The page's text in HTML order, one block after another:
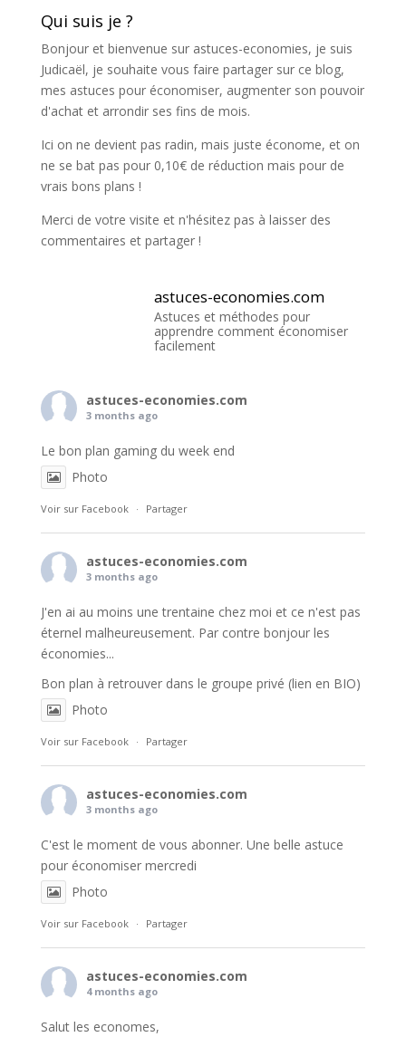
Qui suis je ?
Bonjour et bienvenue sur astuces-economies, je suis
Judicaël, je souhaite vous faire partager sur ce blog,
mes astuces pour économiser, augmenter son pouvoir
d'achat et arrondir ses fins de mois.
Ici on ne devient pas radin, mais juste économe, et on
ne se bat pas pour 0,10€ de réduction mais pour de
vrais bons plans !
Merci de votre visite et n'hésitez pas à laisser des
commentaires et partager !
astuces-economies.com
Astuces et méthodes pour
apprendre comment économiser
facilement
astuces-economies.com
3 months ago
Le bon plan gaming du week end
Photo
Voir sur Facebook · Partager
astuces-economies.com
3 months ago
J'en ai au moins une trentaine chez moi et ce n'est pas
éternel malheureusement. Par contre bonjour les
économies...
Bon plan à retrouver dans le groupe privé (lien en BIO)
Photo
Voir sur Facebook · Partager
astuces-economies.com
3 months ago
C'est le moment de vous abonner. Une belle astuce
pour économiser mercredi
Photo
Voir sur Facebook · Partager
astuces-economies.com
4 months ago
Salut les economes,